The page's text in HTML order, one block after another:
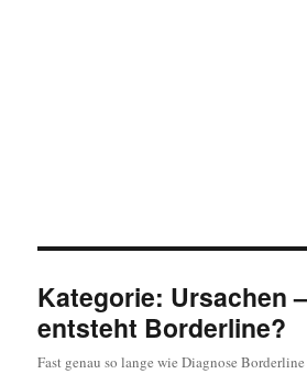
Kategorie: Ursachen
entsteht Borderline?
Fast genau so lange wie Diagnose